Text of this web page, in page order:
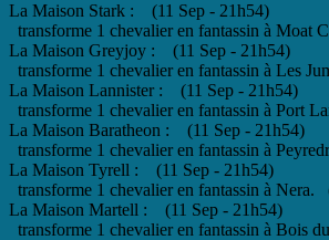
La Maison Stark : (11 Sep - 21h54)
transforme 1 chevalier en fantassin à Moat
La Maison Greyjoy : (11 Sep - 21h54)
transforme 1 chevalier en fantassin à Les
La Maison Lannister : (11 Sep - 21h54)
transforme 1 chevalier en fantassin à Port
La Maison Baratheon : (11 Sep - 21h54)
transforme 1 chevalier en fantassin à
La Maison Tyrell : (11 Sep - 21h54)
transforme 1 chevalier en fantassin à Nera.
La Maison Martell : (11 Sep - 21h54)
transforme 1 chevalier en fantassin à Bois